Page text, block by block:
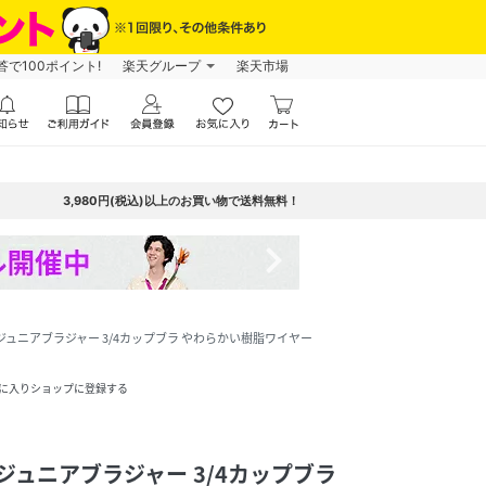
で100ポイント! 楽天グループ 楽天市場
3,980円(税込)以上のお買い物で送料無料！
ュニアブラジャー 3/4カップブラ やわらかい樹脂ワイヤー
入りショップに登録する
ュニアブラジャー 3/4カップブラ